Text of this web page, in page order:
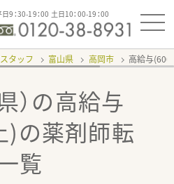
日9：30-19：00 土日10：00-19：00
タッフ 富山県 高岡市 高給与
）の高給与
)の薬剤師転
覧